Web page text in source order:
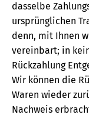
dasselbe
ursprünglichen
denn, mit Ihnen
vereinbart; in
Rückzahlung
Wir können die
Waren wieder
Nachweis